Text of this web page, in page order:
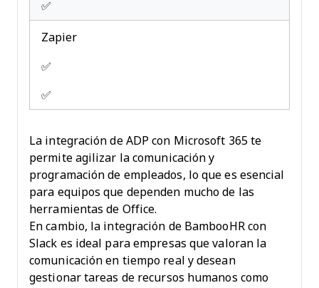
✅
Zapier
✅
✅
La integración de ADP con Microsoft 365 te
permite agilizar la comunicación y
programación de empleados, lo que es esencial
para equipos que dependen mucho de las
herramientas de Office.
En cambio, la integración de BambooHR con
Slack es ideal para empresas que valoran la
comunicación en tiempo real y desean
gestionar tareas de recursos humanos como